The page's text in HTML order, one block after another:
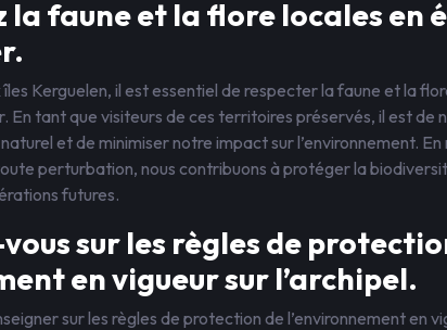
la faune et la flore locales en
Kerguelen, il est essentiel de respecter la faune et la
En tant que visiteurs de ces territoires préservés, il est de
et de minimiser notre impact sur l’environnement.
perturbation, nous contribuons à protéger la
futures.
sur les règles de
en vigueur sur l’archipel.
sur les règles de protection de l’environnement en